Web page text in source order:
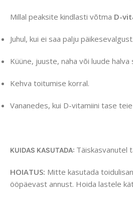
Millal peaksite kindlasti võtma D-
Juhul, kui ei saa palju päikesevalgust.
Küüne, juuste, naha või luude halva
Kehva toitumise korral.
Vananedes, kui D-vitamiini tase
KUIDAS KASUTADA: Täiskasvanutel
HOIATUS: Mitte kasutada
ööpäevast annust. Hoida lastele